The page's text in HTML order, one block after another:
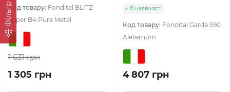
ФільтрКод товару: Fondital BLITZ
Super B4 Pure Metal
1 631 грн
1 305 грн
В наявності
Код товару: Fondital Garda S90
Aleternum
4 807 грн